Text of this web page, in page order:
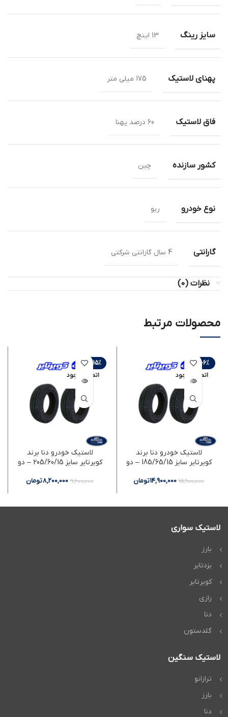
سایز رینگ 13 اینچ
پهنای لاستیک 175 میلی متر
فاق لاستیک 60 درصد پهنا
کشور سازنده چین
نوع خودرو ریو
گارانتی 4 سال گارانتی شرکتی
نظرات (0)
محصولات مرتبط
-6%
اتمام موجود
ی
لاستیک خودرو دنا برند
کویرتایر سایز 185/65/15 – دو
15,900,000
14,900,000تومان
-15%
اتمام موجود
ی
لاستیک خودرو دنا برند
کویرتایر سایز 205/60/15 – دو
9,600,000
8,200,000تومان
لاستیک سواری
بارز
یزدتایر
کویرتایر
رازی
دنا
گلدستون
لاستیک سنگین
ترازانو
بارز
دنا